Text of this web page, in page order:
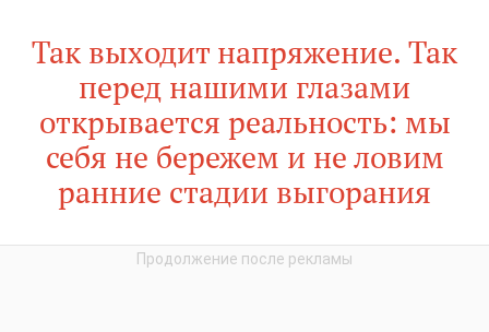
Так выходит напряжение. Так
перед нашими глазами
открывается реальность: мы
себя не бережем и не ловим
ранние стадии выгорания